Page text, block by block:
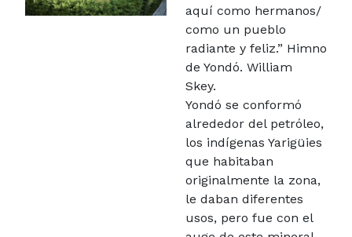
aquí como hermanos/
como un pueblo
radiante y feliz.” Himno
de Yondó. William
Skey.
Yondó se conformó
alrededor del petróleo,
los indígenas Yarigüies
que habitaban
originalmente la zona,
le daban diferentes
usos, pero fue con el